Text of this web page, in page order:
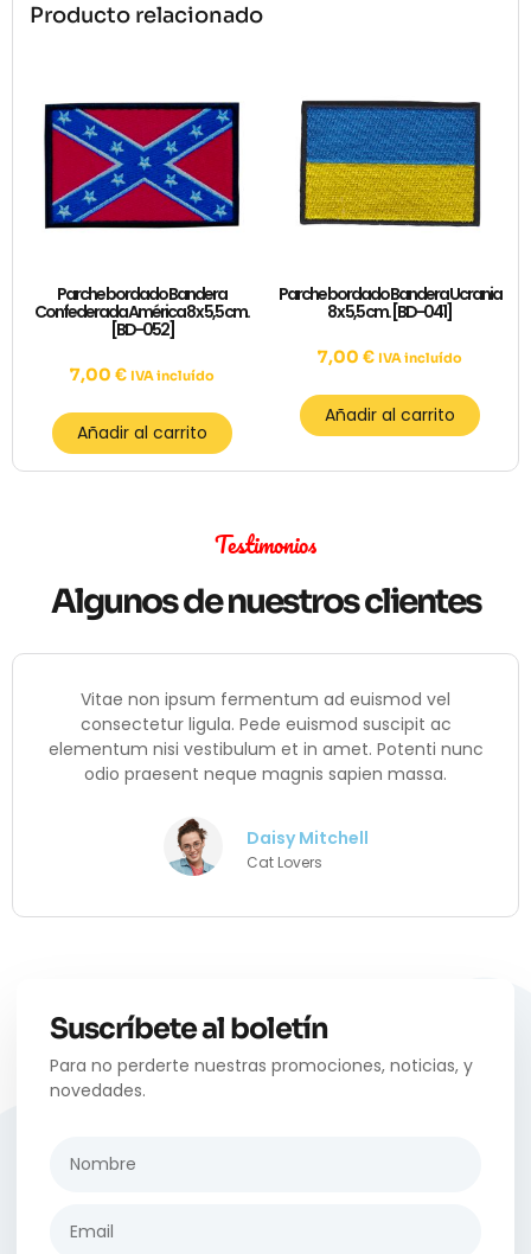
Producto relacionado
Parche bordado Bandera
Confederada América 8 x 5,5 cm.
[BD-052]
7,00 € IVA incluído
Añadir al carrito
Parche bordado Bandera Ucrania
8 x 5,5 cm. [BD-041]
7,00 € IVA incluído
Añadir al carrito
Testimonios
Algunos de nuestros clientes
Vitae non ipsum fermentum ad euismod vel
consectetur ligula. Pede euismod suscipit ac
elementum nisi vestibulum et in amet. Potenti nunc
odio praesent neque magnis sapien massa.
Daisy Mitchell
Cat Lovers
Suscríbete al boletín
Para no perderte nuestras promociones, noticias, y
novedades.